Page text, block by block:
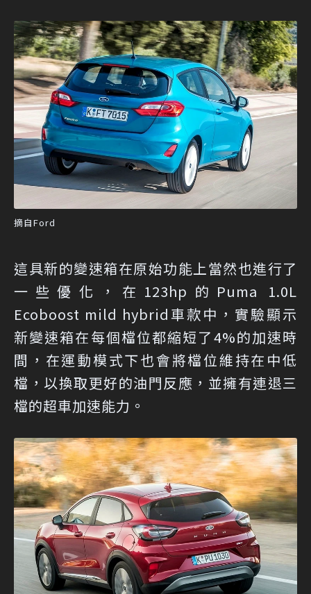
摘自Ford
這具新的變速箱在原始功能上當然也進行了
一些優化，在123hp的Puma 1.0L
Ecoboost mild hybrid車款中，實驗顯示
新變速箱在每個檔位都縮短了4%的加速時
間，在運動模式下也會將檔位維持在中低
檔，以換取更好的油門反應，並擁有連退三
檔的超車加速能力。